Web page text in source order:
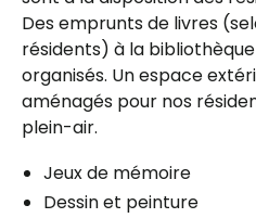
Des emprunts de livres
résidents) à la
organisés. Un espace
aménagés pour nos
plein-air.
Jeux de mémoire
Dessin et peinture